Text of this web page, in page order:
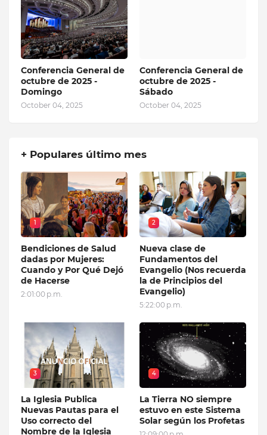
Conferencia General de
octubre de 2025 -
Domingo
October 04, 2025
Conferencia General de
octubre de 2025 -
Sábado
October 04, 2025
+ Populares último mes
1
Bendiciones de Salud
dadas por Mujeres:
Cuando y Por Qué Dejó
de Hacerse
2:01:00 p.m.
2
Nueva clase de
Fundamentos del
Evangelio (Nos recuerda
la de Principios del
Evangelio)
5:22:00 p.m.
3
La Iglesia Publica
Nuevas Pautas para el
Uso correcto del
Nombre de la Iglesia
4
La Tierra NO siempre
estuvo en este Sistema
Solar según los Profetas